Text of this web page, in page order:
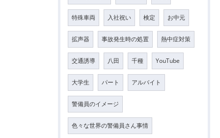
特殊車両 入社祝い 検定 お中元
拡声器 事故発生時の処置 熱中症対策
交通誘導 八田 千種 YouTube
大学生 パート アルバイト
警備員のイメージ
色々な世界の警備員さん事情